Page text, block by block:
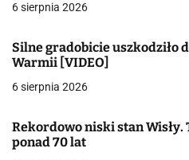
c
j
p
6 sierpnia 2026
Silne gradobicie uszkodziło
Warmii [VIDEO]
6 sierpnia 2026
Rekordowo niski stan Wisły.
ponad 70 lat